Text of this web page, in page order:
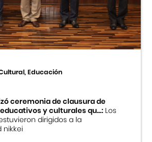
Inmigración Japonesa
Japonés
Educación
ceremonia de clausura de
y culturales qu...:Los
dirigidos a la
nikkei